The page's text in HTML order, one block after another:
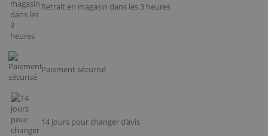
Retrait en magasin dans les 3 heures
Paiement sécurisé
14 jours pour changer d’avis